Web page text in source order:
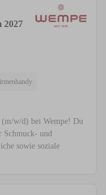
2027
w/d) bei Wempe! Du
Schmuck- und
sowie soziale